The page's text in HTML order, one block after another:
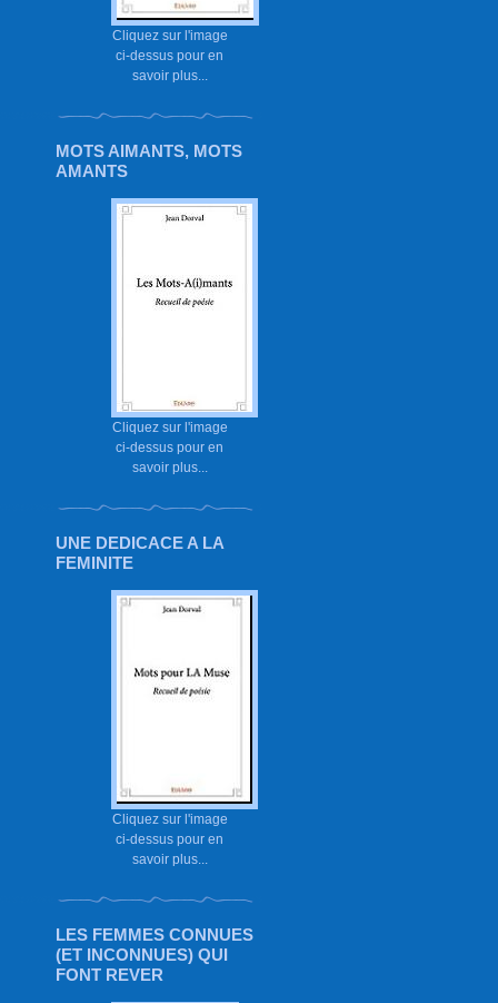
Cliquez sur l'image
ci-dessus pour en
savoir plus...
MOTS AIMANTS, MOTS
AMANTS
Cliquez sur l'image
ci-dessus pour en
savoir plus...
UNE DEDICACE A LA
FEMINITE
Cliquez sur l'image
ci-dessus pour en
savoir plus...
LES FEMMES CONNUES
(ET INCONNUES) QUI
FONT REVER